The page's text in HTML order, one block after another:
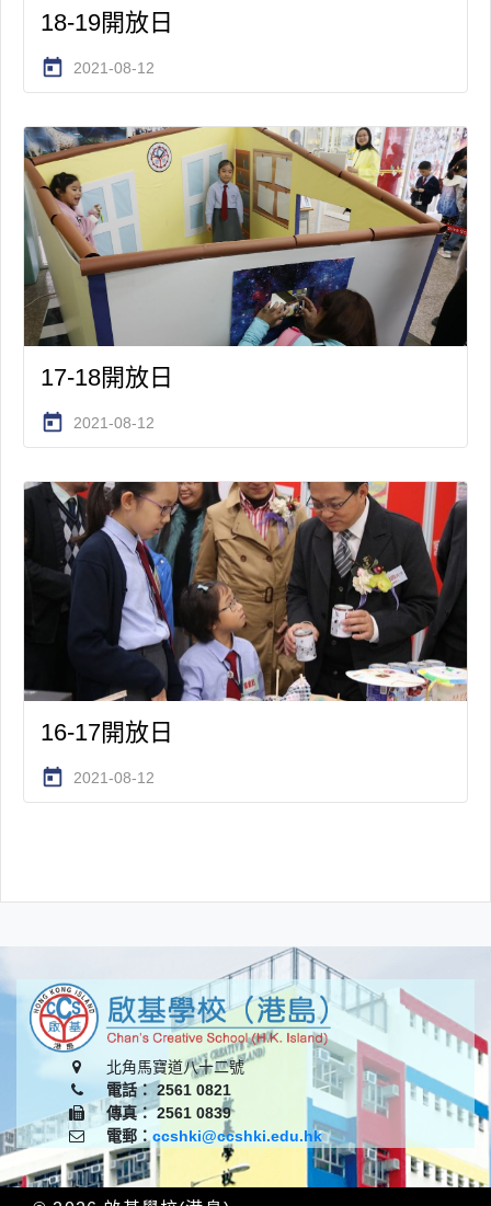
18-19開放日
today 2021-08-12
17-18開放日
today 2021-08-12
16-17開放日
today 2021-08-12
北角馬寶道八十二號
電話： 2561 0821
傳真： 2561 0839
電郵：ccshki@ccshki.edu.hk